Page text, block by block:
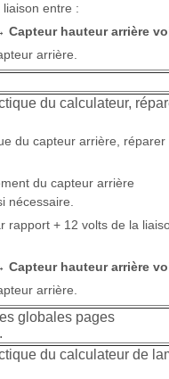
entre :
Capteur hauteur arrière
arrière.
du calculateur,
du capteur arrière, réparer
du capteur arrière
nécessaire.
rapport + 12 volts de la
Capteur hauteur arrière
arrière.
globales pages
du calculateur de